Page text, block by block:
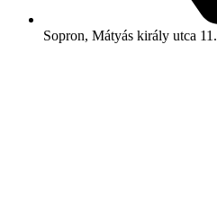
Sopron, Mátyás király utca 11.